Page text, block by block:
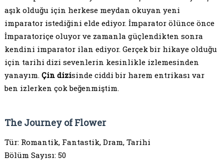
aşık olduğu için herkese meydan okuyan yeni
imparator istediğini elde ediyor. İmparator ölünce önce
İmparatoriçe oluyor ve zamanla güçlendikten sonra
kendini imparator ilan ediyor. Gerçek bir hikaye olduğu
için tarihi dizi sevenlerin kesinlikle izlemesinden
yanayım. Çin dizisinde ciddi bir harem entrikası var
ben izlerken çok beğenmiştim.
The Journey of Flower
Tür: Romantik, Fantastik, Dram, Tarihi
Bölüm Sayısı: 50